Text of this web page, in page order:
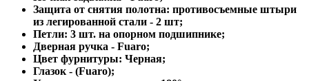
Защита от снятия полотна: противосъемные штыри
из легированной стали - 2 шт;
Петли: 3 шт. на опорном подшипнике;
Дверная ручка - Fuaro;
Цвет фурнитуры: Черная;
Глазок - (Fuaro);